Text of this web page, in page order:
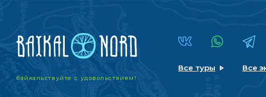
байкальствуйтес удовольствием!
Все туры Все